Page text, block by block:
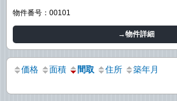
物件番号：00101
→物件詳細
価格 面積 間取 住所 築年月